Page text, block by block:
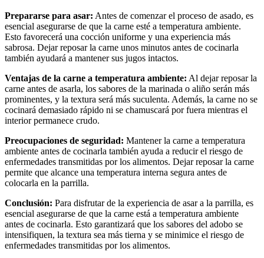
Prepararse para asar: Antes de comenzar el proceso de asado, es
esencial asegurarse de que la carne esté a temperatura ambiente.
Esto favorecerá una cocción uniforme y una experiencia más
sabrosa. Dejar reposar la carne unos minutos antes de cocinarla
también ayudará a mantener sus jugos intactos.
Ventajas de la carne a temperatura ambiente: Al dejar reposar la
carne antes de asarla, los sabores de la marinada o aliño serán más
prominentes, y la textura será más suculenta. Además, la carne no se
cocinará demasiado rápido ni se chamuscará por fuera mientras el
interior permanece crudo.
Preocupaciones de seguridad: Mantener la carne a temperatura
ambiente antes de cocinarla también ayuda a reducir el riesgo de
enfermedades transmitidas por los alimentos. Dejar reposar la carne
permite que alcance una temperatura interna segura antes de
colocarla en la parrilla.
Conclusión: Para disfrutar de la experiencia de asar a la parrilla, es
esencial asegurarse de que la carne está a temperatura ambiente
antes de cocinarla. Esto garantizará que los sabores del adobo se
intensifiquen, la textura sea más tierna y se minimice el riesgo de
enfermedades transmitidas por los alimentos.